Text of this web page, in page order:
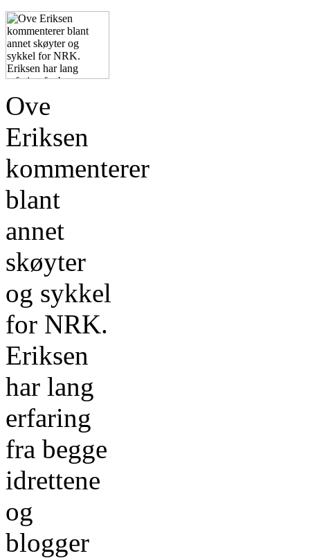
Ove
Eriksen
kommenterer
blant
annet
skøyter
og sykkel
for NRK.
Eriksen
har lang
erfaring
fra begge
idrettene
og
blogger